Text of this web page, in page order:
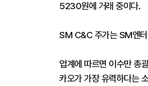
5230원에 거래 중이다.
SM C&C 주가는 SM엔터
업계에 따르면 이수만 총
카오가 가장 유력하다는